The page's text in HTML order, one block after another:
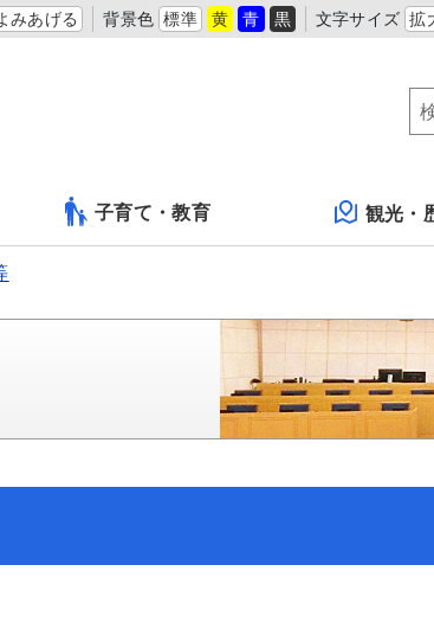
みあげる 背景色 標準 黄 青 黒 文字サイズ 拡
子育て・教育 観光・